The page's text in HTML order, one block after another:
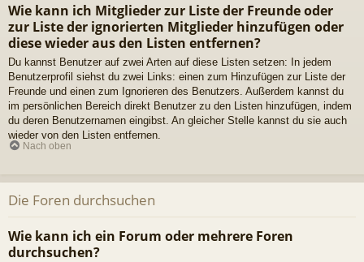
Wie kann ich Mitglieder zur Liste der Freunde oder
zur Liste der ignorierten Mitglieder hinzufügen oder
diese wieder aus den Listen entfernen?
Du kannst Benutzer auf zwei Arten auf diese Listen setzen: In jedem
Benutzerprofil siehst du zwei Links: einen zum Hinzufügen zur Liste der
Freunde und einen zum Ignorieren des Benutzers. Außerdem kannst du
im persönlichen Bereich direkt Benutzer zu den Listen hinzufügen, indem
du deren Benutzernamen eingibst. An gleicher Stelle kannst du sie auch
wieder von den Listen entfernen.
Nach oben
Die Foren durchsuchen
Wie kann ich ein Forum oder mehrere Foren
durchsuchen?